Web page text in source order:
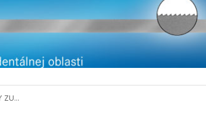
ZU...